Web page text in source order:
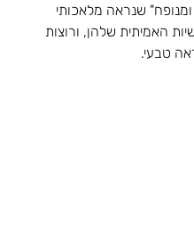
שנראה מלאכותי
האמיתית שלהן, ורוצות
טבעי.